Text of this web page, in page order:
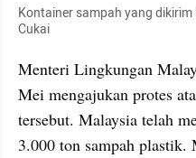
Kontainer sampah yang dikirim
Cukai
Menteri Lingkungan
Mei mengajukan protes
tersebut. Malaysia telah
3.000 ton sampah plastik.